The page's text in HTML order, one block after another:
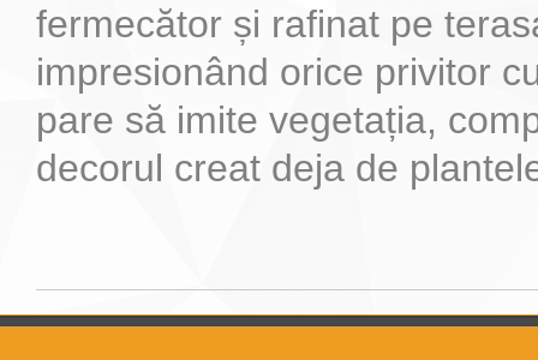
fermecător și rafinat pe
impresionând orice privitor
pare să imite vegetația,
decorul creat deja de